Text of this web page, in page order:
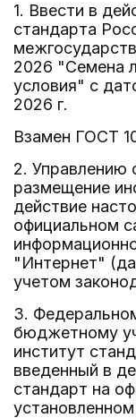
1. Ввести в
стандарта
2026 "Семена
условия" с
2026 г.
Взамен ГОСТ
2. Управлению
размещение
действие
официальном
"Интернет"
учетом
3.
бюджетному
институт
введенный в
стандарт на